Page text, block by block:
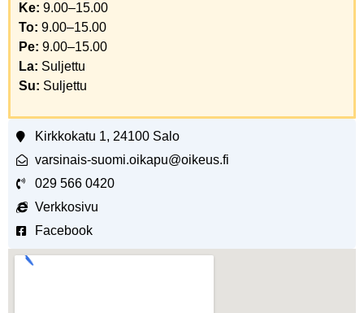
Ke: 9.00–15.00
To: 9.00–15.00
Pe: 9.00–15.00
La: Suljettu
Su: Suljettu
Kirkkokatu 1, 24100 Salo
varsinais-suomi.oikapu@oikeus.fi
029 566 0420
Verkkosivu
Facebook